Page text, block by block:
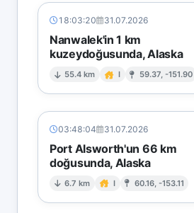
18:03:20 31.07.2026
Nanwalek'in 1 km
kuzeydoğusunda, Alaska
55.4 km I 59.37, -151.90
03:48:04 31.07.2026
Port Alsworth'un 66 km
doğusunda, Alaska
6.7 km I 60.16, -153.11